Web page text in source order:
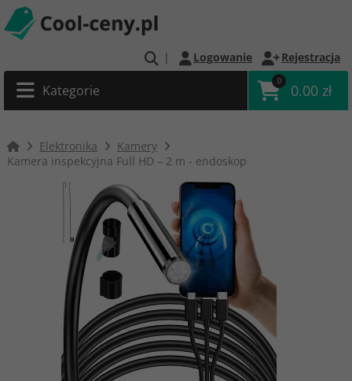
| Logowanie Rejestracja
Kategorie
0
0.00 zł
Elektronika
Kamery
Kamera inspekcyjna Full HD – 2 m - endoskop